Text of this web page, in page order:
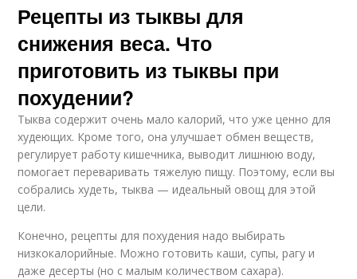
Рецепты из тыквы для
снижения веса. Что
приготовить из тыквы при
похудении?
Тыква содержит очень мало калорий, что уже ценно для
худеющих. Кроме того, она улучшает обмен веществ,
регулирует работу кишечника, выводит лишнюю воду,
помогает переваривать тяжелую пищу. Поэтому, если вы
собрались худеть, тыква — идеальный овощ для этой
цели.
Конечно, рецепты для похудения надо выбирать
низкокалорийные. Можно готовить каши, супы, рагу и
даже десерты (но с малым количеством сахара).